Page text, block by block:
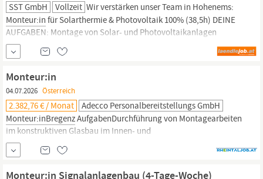
SST GmbH Vollzeit Wir verstärken unser Team in Hohenems:
Monteur:in für Solarthermie & Photovoltaik 100% (38,5h) DEINE
AUFGABEN: Montage von Solar- und Photovoltaikanlagen
Berichterstattung und Dokumentation der durchgeführten
Arbeiten Schnittstellenfunktion zu internen Projektleitern,
Monteur:in
04.07.2026 Österreich
2.382,76 € / Monat
Adecco Personalbereitstellungs GmbH
Monteur:inBregenzAufgabenDurchführung von Montagearbeiten
im konstruktiven Glasbau im Innen- und
AußenbereichFachgerechte und eigenverantwortliche
Abwicklung von ProjektenSelbstständige Leitung einer
Monteur:in Signalanlagenbau (4-Tage-Woche)